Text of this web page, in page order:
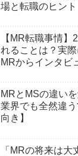
場と転職のヒント
【MR転職事情
れることは？実
MRからインタビ
MRとMSの違い
業界でも全然違
向き】
「MRの将来は